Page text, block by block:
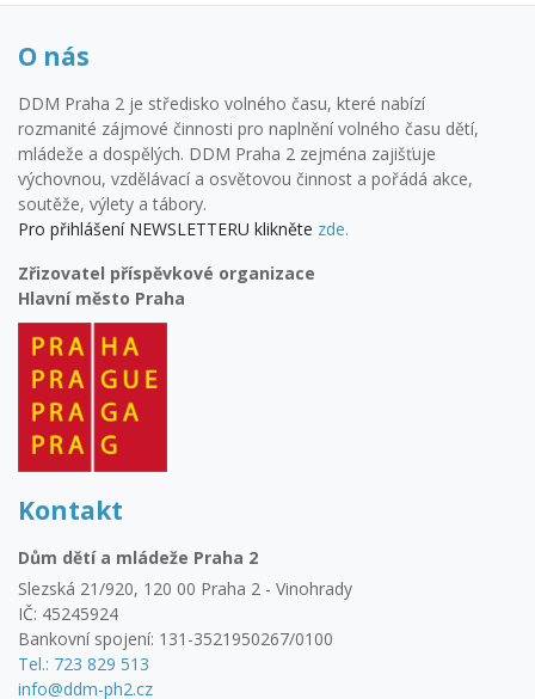
O nás
DDM Praha 2 je středisko volného času, které nabízí
rozmanité zájmové činnosti pro naplnění volného času dětí,
mládeže a dospělých. DDM Praha 2 zejména zajišťuje
výchovnou, vzdělávací a osvětovou činnost a pořádá akce,
soutěže, výlety a tábory.
Pro přihlášení NEWSLETTERU klikněte zde.
Zřizovatel příspěvkové organizace
Hlavní město Praha
Kontakt
Dům dětí a mládeže Praha 2
Slezská 21/920, 120 00 Praha 2 - Vinohrady
IČ: 45245924
Bankovní spojení: 131-3521950267/0100
Tel.: 723 829 513
info@ddm-ph2.cz